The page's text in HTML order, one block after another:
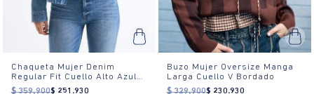
Chaqueta Mujer Denim
Regular Fit Cuello Alto Azul
Medio
$ 359.900$ 251 .930
Buzo Mujer Oversize Manga
Larga Cuello V Bordado
$ 329.900$ 230.930